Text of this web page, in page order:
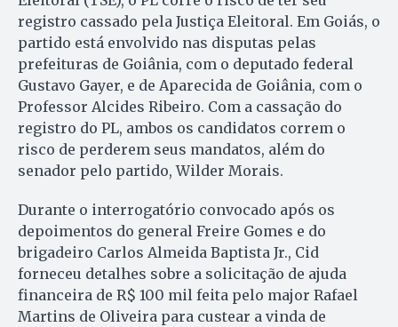
registro cassado pela Justiça Eleitoral. Em Goiás, o
partido está envolvido nas disputas pelas
prefeituras de Goiânia, com o deputado federal
Gustavo Gayer, e de Aparecida de Goiânia, com o
Professor Alcides Ribeiro. Com a cassação do
registro do PL, ambos os candidatos correm o
risco de perderem seus mandatos, além do
senador pelo partido, Wilder Morais.
Durante o interrogatório convocado após os
depoimentos do general Freire Gomes e do
brigadeiro Carlos Almeida Baptista Jr., Cid
forneceu detalhes sobre a solicitação de ajuda
financeira de R$ 100 mil feita pelo major Rafael
Martins de Oliveira para custear a vinda de